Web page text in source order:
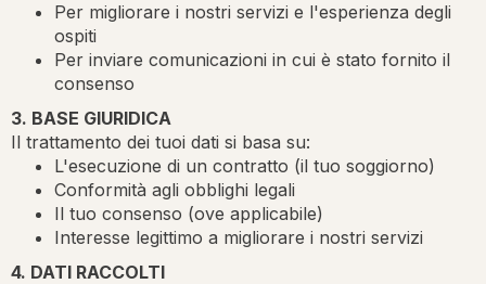
Per migliorare i nostri servizi e l'esperienza degli
ospiti
Per inviare comunicazioni in cui è stato fornito il
consenso
3. BASE GIURIDICA
Il trattamento dei tuoi dati si basa su:
L'esecuzione di un contratto (il tuo soggiorno)
Conformità agli obblighi legali
Il tuo consenso (ove applicabile)
Interesse legittimo a migliorare i nostri servizi
4. DATI RACCOLTI